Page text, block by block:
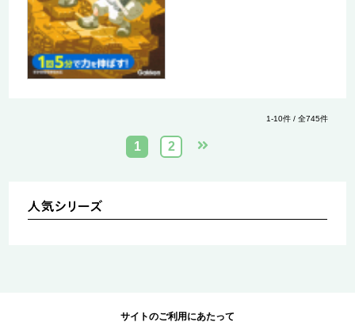
1-10件 / 全745件
1 2
サイトのご利用にあたって